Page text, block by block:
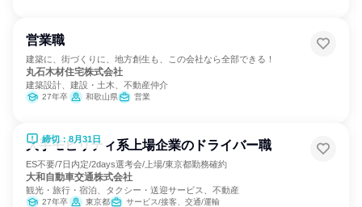
営業職
建築に、街づくりに、地方創生も、この会社なら全部できる！
丸石木材住宅株式会社
建築設計、建設・土木、不動産仲介
27年卒 和歌山県 営業
締切：8月31日
大手モビリティ系上場企業のドライバー職
ES不要/7日内定/2days選考会/上場/東京都勤務確約
大和自動車交通株式会社
観光・旅行・宿泊、タクシー・送迎サービス、不動産
27年卒 東京都 サービス/接客、交通/運輸